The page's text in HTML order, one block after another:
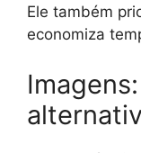
Ele também
economiza